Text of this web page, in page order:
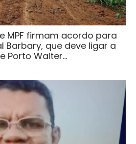
MPF firmam acordo para
Barbary, que deve ligar a
Porto Walter…